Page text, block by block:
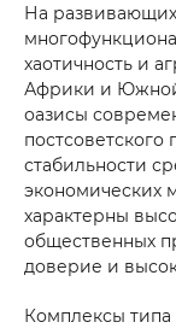
На
хаотичность и
Африки и Южной
оазисы
стабильности
экономических
характерны
общественных
доверие и
Комплексы